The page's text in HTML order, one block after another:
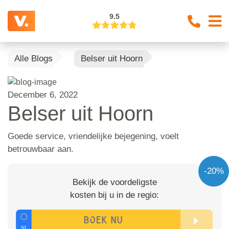
9.5
Alle Blogs Belser uit Hoorn
December 6, 2022
Belser uit Hoorn
Goede service, vriendelijke bejegening, voelt
betrouwbaar aan.
-20%
Bekijk de voordeligste
kosten bij u in de regio: